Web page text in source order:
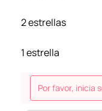
2 estrellas
1 estrella
Por favor, inicia